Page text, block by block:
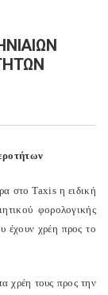
στο Taxis η ειδική
φορολογικής
έχουν χρέη προς το
χρέη τους προς την